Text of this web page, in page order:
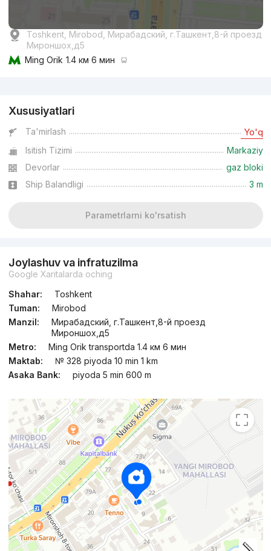
Qulaylik
dan34.3 mln
Topshirildi 2018,Ayla
3-xonali kvartira, 105 m²
+998 (90) 988...
Toshkent, Mirobod, Мирабадский, г.Ташкент,8-й проезд
Мироншох,д5
Ming Orik 1.4 км 6 мин
Xususiyatlari
Ta'mirlash Yo'q
Isitish Tizimi
Markaziy
Devorlar
gaz bloki
Ship Balandligi
3 m
Parametrlarni ko'rsatish
Joylashuv va infratuzilma
Google Xaritalarda oching
Shahar:
Toshkent
Tuman:
Mirobod
Manzil:
Мирабадский, г.Ташкент,8-й проезд
Мироншох,д5
Metro:
Ming Orik transportda 1.4 км 6 мин
Maktab:
№ 328 piyoda 10 min 1 km
Asaka Bank:
piyoda 5 min 600 m